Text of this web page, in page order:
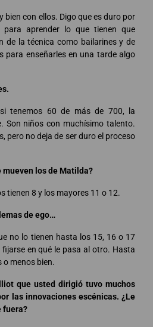
bien con ellos. Digo que es duro por
para aprender lo que tienen que
de la técnica como bailarines y de
para enseñarles en una tarde algo
tenemos 60 de más de 700, la
Son niños con muchísimo talento.
pero no deja de ser duro el proceso
mueven los de Matilda?
tienen 8 y los mayores 11 o 12.
de ego…
no lo tienen hasta los 15, 16 o 17
en qué le pasa al otro. Hasta
menos bien.
que usted dirigió tuvo muchos
las innovaciones escénicas. ¿Le
fuera?